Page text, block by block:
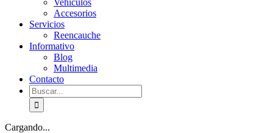
Vehículos
Accesorios
Servicios
Reencauche
Informativo
Blog
Multimedia
Contacto
Buscar:
Cargando...